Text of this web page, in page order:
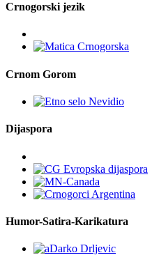
Crnogorski jezik
Crnom Gorom
Dijaspora
Humor-Satira-Karikatura